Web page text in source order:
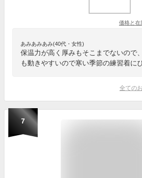
価格と在
あみあみあみ(40代・女性)
保温力が高く厚みもそこまでないので
も動きやすいので寒い季節の練習着に
全ての
7